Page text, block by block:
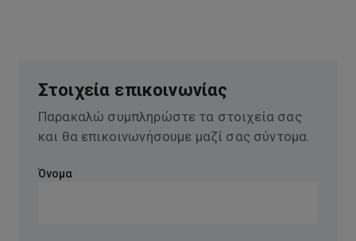
Στοιχεία επικοινωνίας
Παρακαλώ συμπληρώστε τα στοιχεία σας
και θα επικοινωνήσουμε μαζί σας σύντομα.
Όνομα